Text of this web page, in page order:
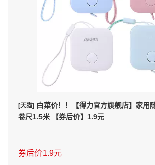
[天猫] 白菜价！！【得力官方旗舰店】家用
卷尺1.5米 【券后价】1.9元
券后价1.9元